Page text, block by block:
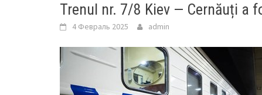
Trenul nr. 7/8 Kiev — Cernăuți a
4 Февраль 2025 admin